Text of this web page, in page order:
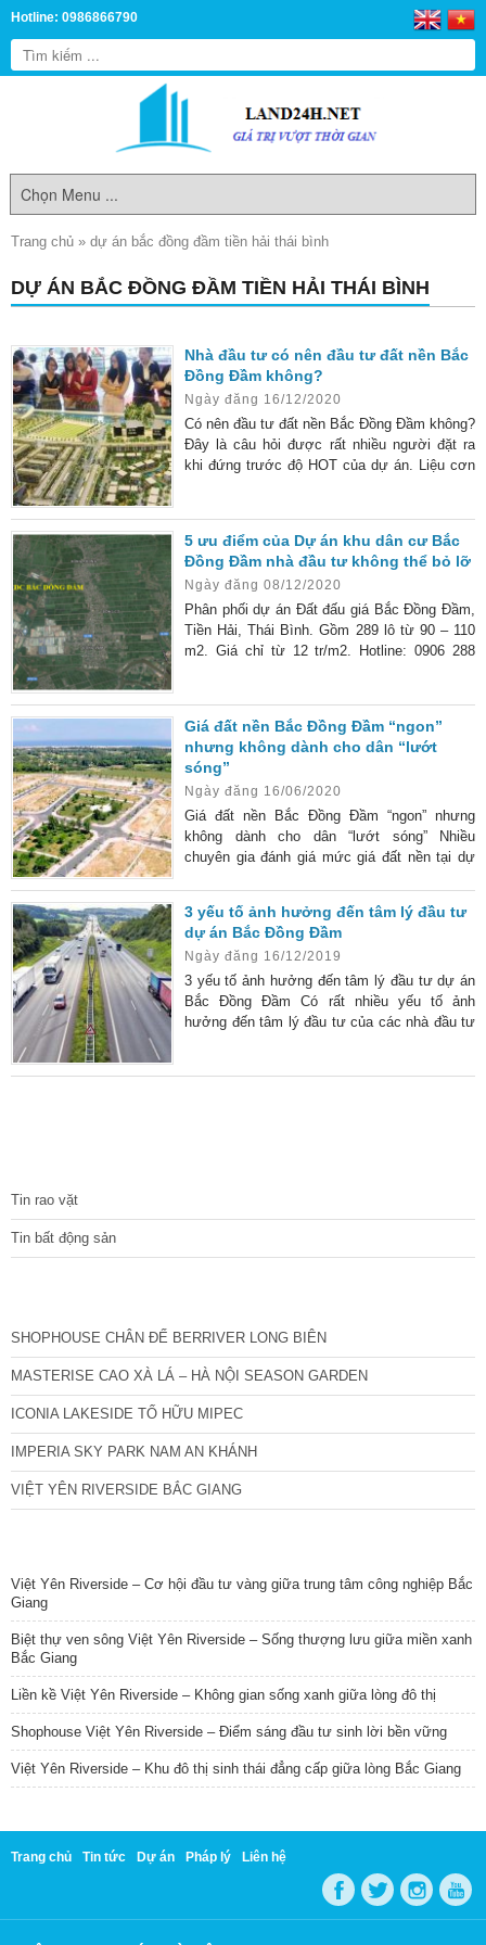
Hotline: 0986866790
Trang chủ » dự án bắc đồng đầm tiền hải thái bình
DỰ ÁN BẮC ĐỒNG ĐẦM TIỀN HẢI THÁI BÌNH
Nhà đầu tư có nên đầu tư đất nền Bắc
Đồng Đầm không?
Ngày đăng 16/12/2020
Có nên đầu tư đất nền Bắc Đồng Đầm không?
Đây là câu hỏi được rất nhiều người đặt ra
khi đứng trước độ HOT của dự án. Liệu cơn
ngay dưới đây. Bạn sẽ biết được đây có thực
sự là kênh đầu tư hấp dẫn hay không. Dự án
đất nền Bắc Đồng Đầm có tính thanh
5 ưu điểm của Dự án khu dân cư Bắc
Đồng Đầm nhà đầu tư không thể bỏ lỡ
Ngày đăng 08/12/2020
Phân phối dự án Đất đấu giá Bắc Đồng Đầm,
Tiền Hải, Thái Bình. Gồm 289 lô từ 90 – 110
m2. Giá chỉ từ 12 tr/m2. Hotline: 0906 288
Giá đất nền Bắc Đồng Đầm “ngon”
nhưng không dành cho dân “lướt
sóng”
Ngày đăng 16/06/2020
Giá đất nền Bắc Đồng Đầm “ngon” nhưng
không dành cho dân “lướt sóng” Nhiều
chuyên gia đánh giá mức giá đất nền tại dự
sóng” cần cân nhắc thật kỹ trước khi lựa
chọn “rót” tiền. Điều này xuất phát từ tình
hình thực tế của dự án và cả tình hình bất
động sản ở các khu vực xung quanh. Vì sao
nói giá đất nền ở Bắc Đồng Đầm
3 yếu tố ảnh hưởng đến tâm lý đầu tư
dự án Bắc Đồng Đầm
Ngày đăng 16/12/2019
3 yếu tố ảnh hưởng đến tâm lý đầu tư dự án
Bắc Đồng Đầm Có rất nhiều yếu tố ảnh
hưởng đến tâm lý đầu tư của các nhà đầu tư
Tin rao vặt
Tin bất động sản
SHOPHOUSE CHÂN ĐẾ BERRIVER LONG BIÊN
MASTERISE CAO XÀ LÁ – HÀ NỘI SEASON GARDEN
ICONIA LAKESIDE TỐ HỮU MIPEC
IMPERIA SKY PARK NAM AN KHÁNH
VIỆT YÊN RIVERSIDE BẮC GIANG
Việt Yên Riverside – Cơ hội đầu tư vàng giữa trung tâm công nghiệp Bắc
Giang
Biệt thự ven sông Việt Yên Riverside – Sống thượng lưu giữa miền xanh
Bắc Giang
Liền kề Việt Yên Riverside – Không gian sống xanh giữa lòng đô thị
Shophouse Việt Yên Riverside – Điểm sáng đầu tư sinh lời bền vững
Việt Yên Riverside – Khu đô thị sinh thái đẳng cấp giữa lòng Bắc Giang
Trang chủ Tin tức Dự án Pháp lý Liên hệ